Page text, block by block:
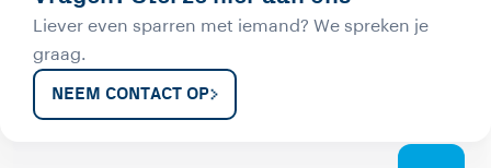
Liever even sparren met iemand? We spreken je
graag.
NEEM CONTACT OP